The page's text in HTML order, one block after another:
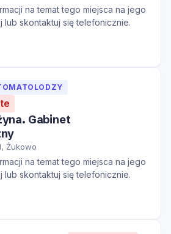
na temat tego miejsca na jego
lub skontaktuj się telefonicznie.
Gabinet
Żukowo
na temat tego miejsca na jego
lub skontaktuj się telefonicznie.